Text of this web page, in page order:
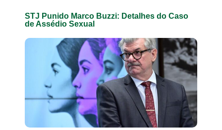
STJ Punido Marco Buzzi: Detalhes do Caso
de Assédio Sexual